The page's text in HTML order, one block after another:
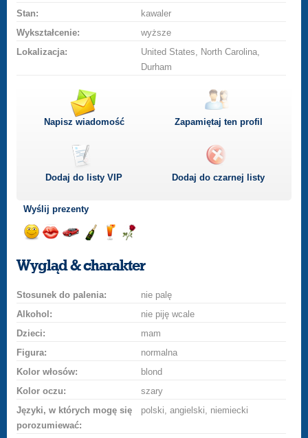
Stan:
kawaler
Wykształcenie:
wyższe
Lokalizacja:
United States, North Carolina,
Durham
Napisz wiadomość Zapamiętaj ten profil
Dodaj do listyVIP Dodaj do czarnej listy
Wyślij prezenty
uśmiech
buziakasamochodem
szampana
drinka
różę
Wygląd & charakter
Stosunek do palenia:
nie palę
Alkohol:
nie piję wcale
Dzieci:
mam
Figura:
normalna
Kolor włosów:
blond
Kolor oczu:
szary
Języki, w których mogę się
porozumiewać:
polski, angielski, niemiecki